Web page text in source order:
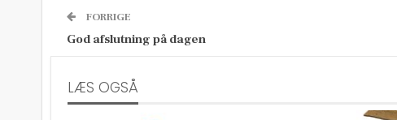
FORRIGE
God afslutning på dagen
LÆS OGSÅ